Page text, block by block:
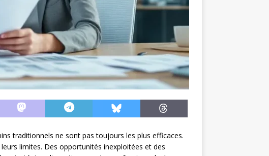
traditionnels ne sont pas toujours les plus efficaces.
limites. Des opportunités inexploitées et des